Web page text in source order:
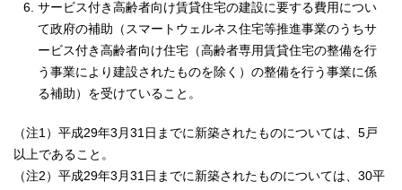
サービス付き高齢者向け賃貸住宅の建設に要する費用につい
て政府の補助（スマートウェルネス住宅等推進事業のうちサ
ービス付き高齢者向け住宅（高齢者専用賃貸住宅の整備を行
う事業により建設されたものを除く）の整備を行う事業に係
る補助）を受けていること。
（注1）平成29年3月31日までに新築されたものについては、5戸
以上であること。
（注2）平成29年3月31日までに新築されたものについては、30平